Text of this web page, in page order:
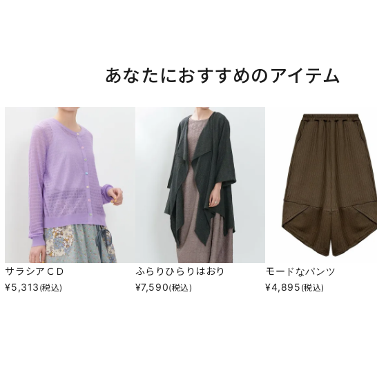
あなたにおすすめのアイテム
サラシアＣＤ
¥5,313 (税込)
ふらりひらりはおり
¥7,590(税込)
モードなパンツ
¥4,895 (税込)